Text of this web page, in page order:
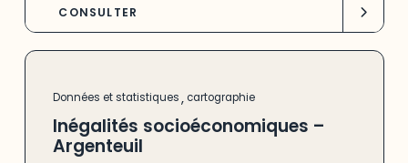
CONSULTER
Données et statistiques, cartographie
Inégalités socioéconomiques –
Argenteuil